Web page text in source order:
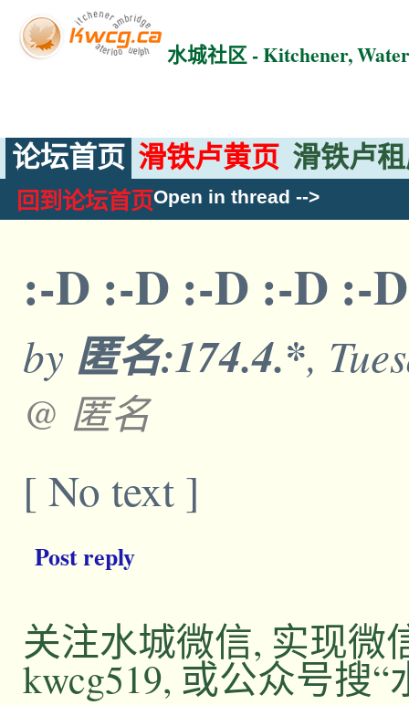
水城社区 - Kitchener,
论坛首页 滑铁卢黄页 滑铁卢
回到论坛首页Open in thread -->
:-D :-D :-D :-D :-
by 匿名:174.4.*,
@ 匿名
[ No text ]
Post reply
关注水城微信, 实现微
kwcg519, 或公众号搜“